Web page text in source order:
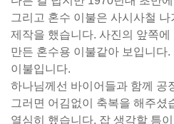
그리고 혼수 이불은 사시사철 나
제작을 했습니다. 사진의 앞쪽
만든 혼수용 이불같아 보입니다.
이불입니다.
하나님께선 바이어들과 함께 공
그러면 어김없이 축복을 해주셨
열심히 했습니다. 잡 생각할 틈